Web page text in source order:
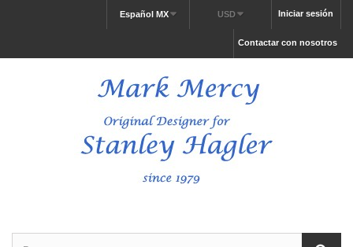
Iniciar sesión
USD
Español MX
Contactar con nosotros